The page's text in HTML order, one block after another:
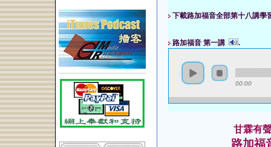
下載路加福音全部第十八講
路加福音 第一講 .
00:00
甘霖有
路加福